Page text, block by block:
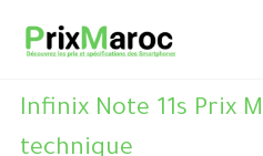
Infinix Note 11s Prix
technique